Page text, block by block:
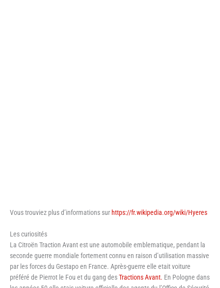
Vous trouviez plus d’informations sur https://fr.wikipedia.org/wiki/Hyeres
Les curiosités
La Citroën Traction Avant est une automobile emblematique, pendant la
seconde guerre mondiale fortement connu en raison d’utilisation massive
par les forces du Gestapo en France. Après-guerre elle etait voiture
préféré de Pierrot le Fou et du gang desTractions Avant. En Pologne dans